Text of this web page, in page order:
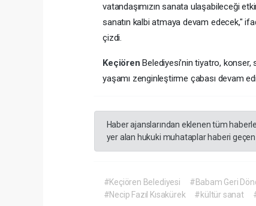
vatandaşımızın sanata ulaşabileceği
sanatın kalbi atmaya devam edecek,"
çizdi.
KeçiörenBelediyesi’nin tiyatro, konser,
yaşamı zenginleştirme çabası devam
Haber ajanslarından eklenen tüm
yer alan hukuki muhataplar haberi
#Keçiören Belediyesi #Babam Geri
#Necip Fazıl Kısakürek
#kültür sanat